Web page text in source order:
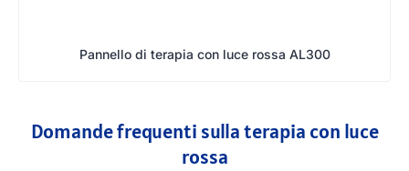
Pannello di terapia con luce rossa AL300
Domande frequenti sulla terapia con luce
rossa